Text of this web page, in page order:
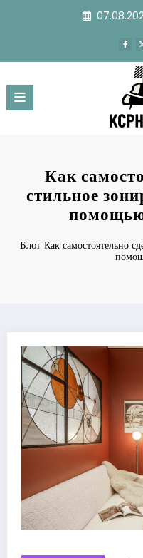
Как
стильное
помощью
Блог Как самостоятельно